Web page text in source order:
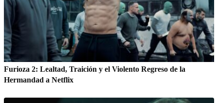
Furioza 2: Lealtad, Traición y el Violento Regreso de la
Hermandad a Netflix